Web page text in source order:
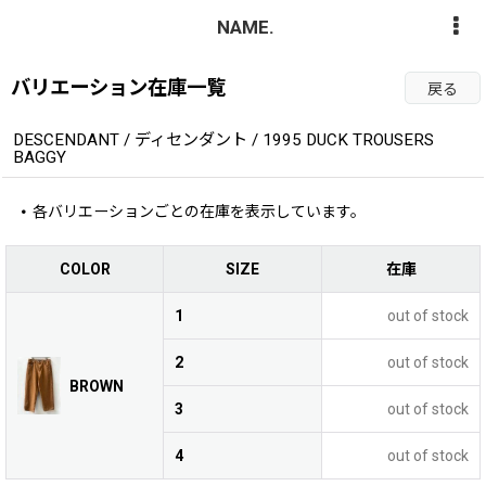
NAME.
バリエーション在庫一覧 戻る
DESCENDANT / ディセンダント / 1995 DUCK TROUSERS
BAGGY
各バリエーションごとの在庫を表示しています。
COLOR SIZE 在庫
BROWN
1 out of stock
2 out of stock
3 out of stock
4 out of stock